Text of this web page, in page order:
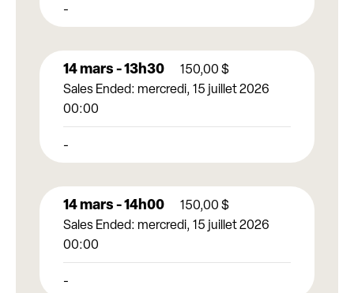
-
14 mars - 13h30 150,00$
Sales Ended: mercredi, 15 juillet 2026
00:00
-
14 mars - 14h00 150,00$
Sales Ended: mercredi, 15 juillet 2026
00:00
-